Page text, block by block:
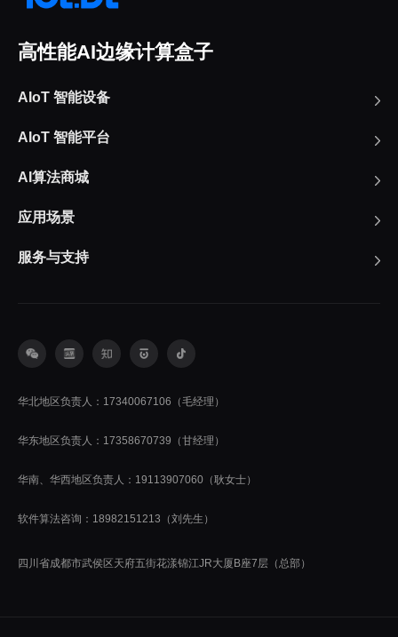
高性能AI边缘计算盒子
AIoT 智能设备
AIoT 智能平台
AI算法商城
应用场景
服务与支持
华北地区负责人：17340067106（毛经理）
华东地区负责人：17358670739（甘经理）
华南、华西地区负责人：19113907060（耿女士）
软件算法咨询：18982151213（刘先生）
四川省成都市武侯区天府五街花漾锦江JR大厦B座7层（总部）